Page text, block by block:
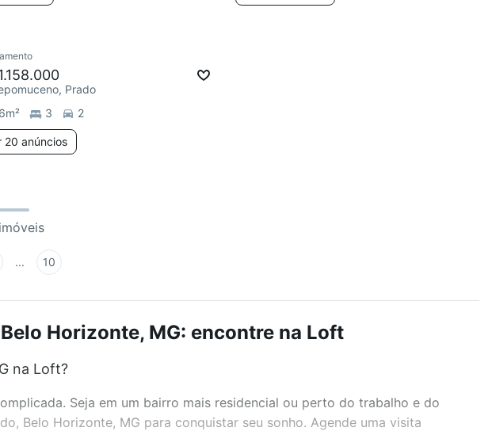
Prado
m² 3 2
20 anúncios
... 10
Horizonte, MG: encontre na Loft
na Loft?
Seja em um bairro mais residencial ou perto do trabalho e do
Belo Horizonte, MG para conquistar seu sonho. Agende uma visita